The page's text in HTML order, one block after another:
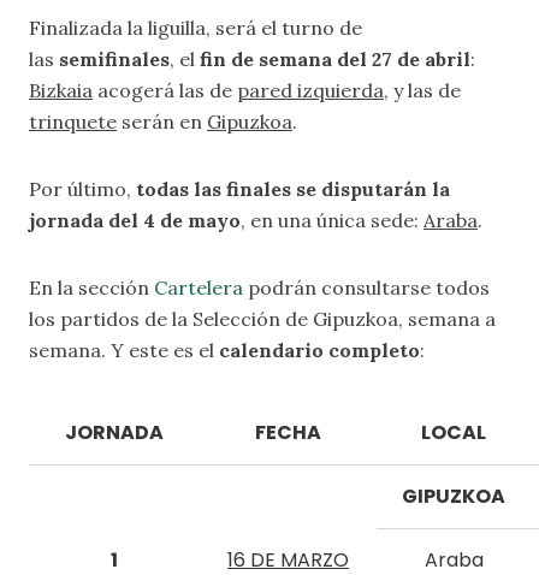
Finalizada la liguilla, será el turno de
las semifinales, el fin de semana del 27 de abril:
Bizkaia acogerá las de pared izquierda, y las de
trinquete serán en Gipuzkoa.
Por último, todas las finales se disputarán la
jornada del 4 de mayo, en una única sede: Araba.
En la sección Cartelera podrán consultarse todos
los partidos de la Selección de Gipuzkoa, semana a
semana. Y este es el calendario completo:
JORNADA FECHA LOCAL
1 16 DE MARZO
GIPUZKOA
Araba